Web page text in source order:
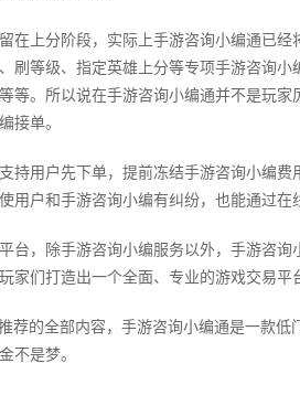
在上分阶段，实际上手游咨询小编通已
刷等级、指定英雄上分等专项手游咨询小
等。所以说在手游咨询小编通并不是玩
接单。
持用户先下单，提前冻结手游咨询小编
用户和手游咨询小编有纠纷，也能通过在
台，除手游咨询小编服务以外，手游咨
家们打造出一个全面、专业的游戏交易平
荐的全部内容，手游咨询小编通是一款
不是梦。